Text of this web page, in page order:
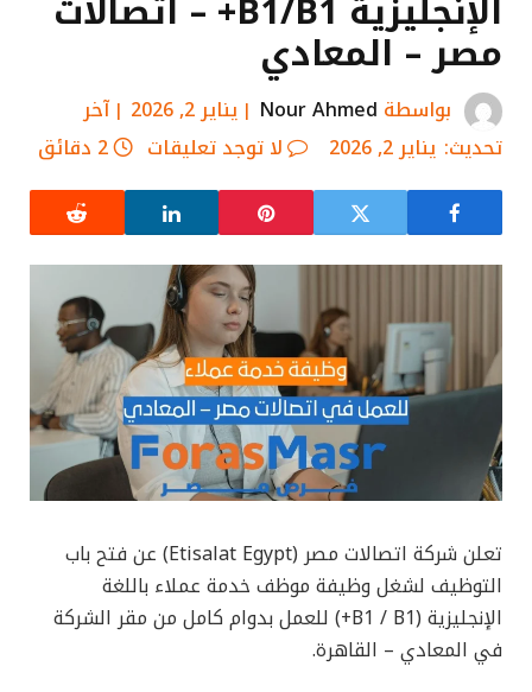
مصر – المعادي
بواسطة Nour Ahmed يناير 2, 2026
آخر
تحديث: يناير 2, 2026 لا توجد تعليقات 2 دقائق
تعلن شركة اتصالات مصر (Etisalat Egypt) عن فتح باب
التوظيف لشغل وظيفة موظف خدمة عملاء باللغة
الإنجليزية (B1 / B1+) للعمل بدوام كامل من مقر الشركة
في المعادي – القاهرة.